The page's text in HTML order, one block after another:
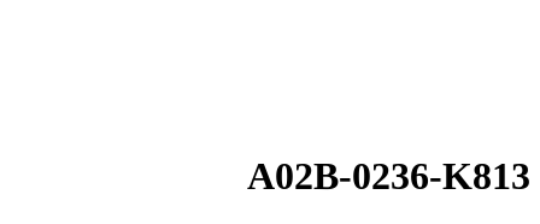
A02B-0236-K813